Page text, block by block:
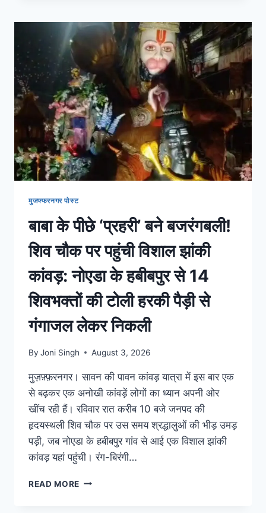
मुजफ्फरनगर पोस्ट
बाबा के पीछे ‘प्रहरी’ बने बजरंगबली!
शिव चौक पर पहुंची विशाल झांकी
कांवड़: नोएडा के हबीबपुर से 14
शिवभक्तों की टोली हरकी पैड़ी से
गंगाजल लेकर निकली
By Joni Singh August 3, 2026
मुज़फ़्फ़रनगर। सावन की पावन कांवड़ यात्रा में इस बार एक
से बढ़कर एक अनोखी कांवड़ें लोगों का ध्यान अपनी ओर
खींच रही हैं। रविवार रात करीब 10 बजे जनपद की
हृदयस्थली शिव चौक पर उस समय श्रद्धालुओं की भीड़ उमड़
पड़ी, जब नोएडा के हबीबपुर गांव से आई एक विशाल झांकी
कांवड़ यहां पहुंची। रंग-बिरंगी…
READ MORE